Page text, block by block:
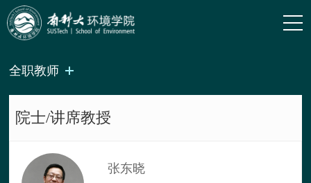
全职教师
院士/讲席教授
张东晓